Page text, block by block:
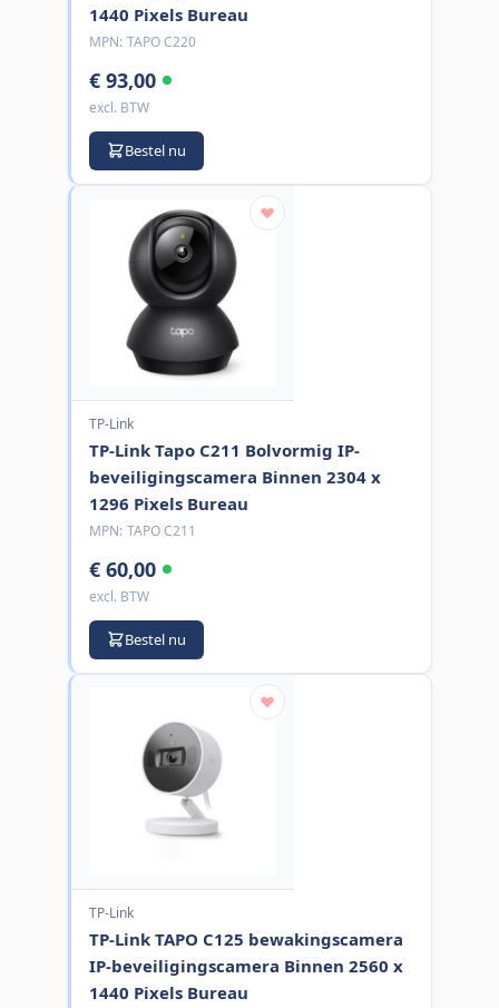
1440 Pixels Bureau
MPN: TAPO C220
€ 93,00
excl. BTW
Bestel nu
TP-Link
TP-Link Tapo C211 Bolvormig IP-
beveiligingscamera Binnen 2304 x
1296 Pixels Bureau
MPN: TAPO C211
€ 60,00
excl. BTW
Bestel nu
TP-Link
TP-Link TAPO C125 bewakingscamera
IP-beveiligingscamera Binnen 2560 x
1440 Pixels Bureau